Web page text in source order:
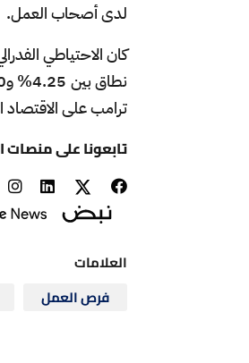
لدى أصحاب العمل.
كان الاحتياطي
ترامب على الاقتصاد
تابعونا على منصات
العلامات
فرص العمل